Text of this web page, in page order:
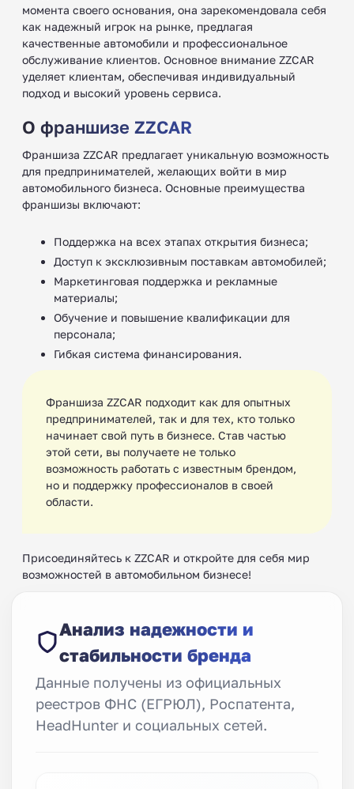
момента своего основания, она зарекомендовала себя
как надежный игрок на рынке, предлагая
качественные автомобили и профессиональное
обслуживание клиентов. Основное внимание ZZCAR
уделяет клиентам, обеспечивая индивидуальный
подход и высокий уровень сервиса.
О франшизе ZZCAR
Франшиза ZZCAR предлагает уникальную возможность
для предпринимателей, желающих войти в мир
автомобильного бизнеса. Основные преимущества
франшизы включают:
Поддержка на всех этапах открытия бизнеса;
Доступ к эксклюзивным поставкам автомобилей;
Маркетинговая поддержка и рекламные
материалы;
Обучение и повышение квалификации для
персонала;
Гибкая система финансирования.
Франшиза ZZCAR подходит как для опытных
предпринимателей, так и для тех, кто только
начинает свой путь в бизнесе. Став частью
этой сети, вы получаете не только
возможность работать с известным брендом,
но и поддержку профессионалов в своей
области.
Присоединяйтесь к ZZCAR и откройте для себя мир
возможностей в автомобильном бизнесе!
Анализ надежности и
стабильности бренда
Данные получены из официальных
реестров ФНС (ЕГРЮЛ), Роспатента,
HeadHunter и социальных сетей.